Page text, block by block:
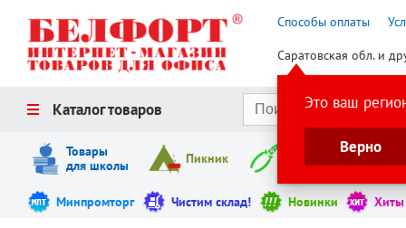
Способы оплаты
Саратовская обл. и
Это ваш
Верно
Каталог товаров
Товары
для школы
Пикник Инструменты
Минпромторг Чистим склад! Новинки Хиты